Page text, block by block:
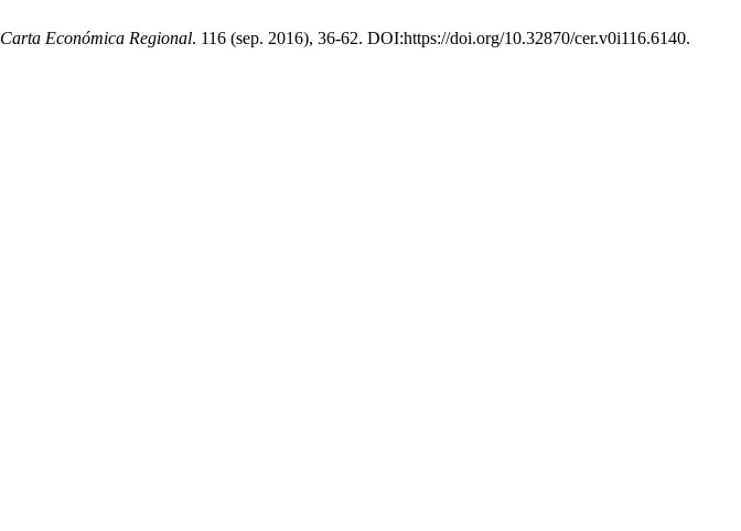
Carta Económica Regional. 116 (sep. 2016), 36-62. DOI:https://doi.org/10.32870/cer.v0i116.6140.